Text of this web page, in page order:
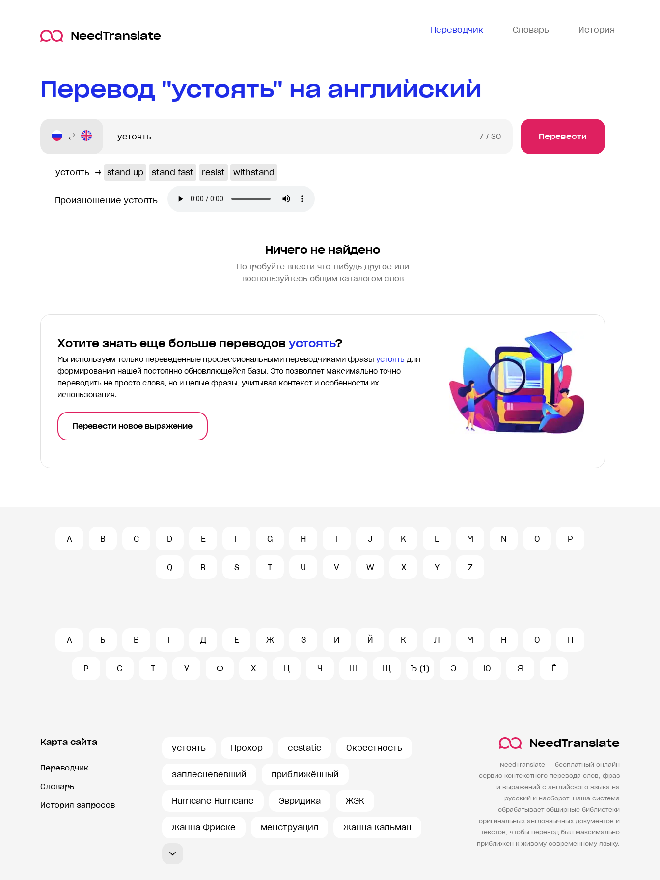
NeedTranslate Переводчик Словарь История
Перевод "устоять" на английский
7 / 30 Перевести
устоять → stand up stand fast resist withstand
Произношение устоять
Ничего не найдено
Попробуйте ввести что-нибудь другое или
воспользуйтесь общим каталогом слов
Хотите знать еще больше переводов устоять?
Мы используем только переведенные профессиональными переводчиками фразы устоять для
формирования нашей постоянно обновляющейся базы. Это позволяет максимально точно
переводить не просто слова, но и целые фразы, учитывая контекст и особенности их
использования.
Перевести новое выражение
A B C D E F G H I J K L M N O P
Q R S T U V W X Y Z
А Б В Г Д Е Ж З И Й К Л М Н О П
Р С Т У Ф Х Ц Ч Ш Щ Ъ (1) Э Ю Я Ё
Карта сайта
Переводчик
Словарь
История запросов
устоять Прохор ecstatic Окрестность
заплесневевший приближённый
Hurricane Hurricane Эвридика ЖЭК
Жанна Фриске менструация Жанна Кальман
NeedTranslate
NeedTranslate — бесплатный онлайн
сервис контекстного перевода слов, фраз
и выражений с английского языка на
русский и наоборот. Наша система
обрабатывает обширные библиотеки
оригинальных англоязычных документов и
текстов, чтобы перевод был максимально
приближен к живому современному языку.